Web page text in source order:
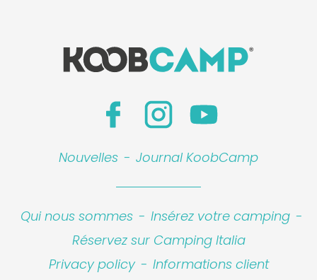
Nouvelles - Journal KoobCamp
Qui nous sommes - Insérez votre camping -
Réservez sur Camping Italia
Privacy policy - Informations client